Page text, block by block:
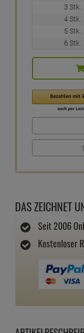
3 Stk.
4 Stk.
5 Stk.
6 Stk.
DAS ZEICHNET
Seit 2006
Kostenloser